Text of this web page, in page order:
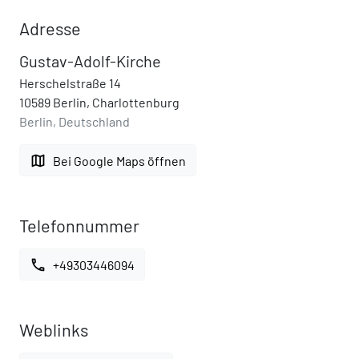
Adresse
Gustav-Adolf-Kirche
Herschelstraße 14
10589 Berlin, Charlottenburg
Berlin, Deutschland
map Bei Google Maps öffnen
Telefonnummer
call +49303446094
Weblinks